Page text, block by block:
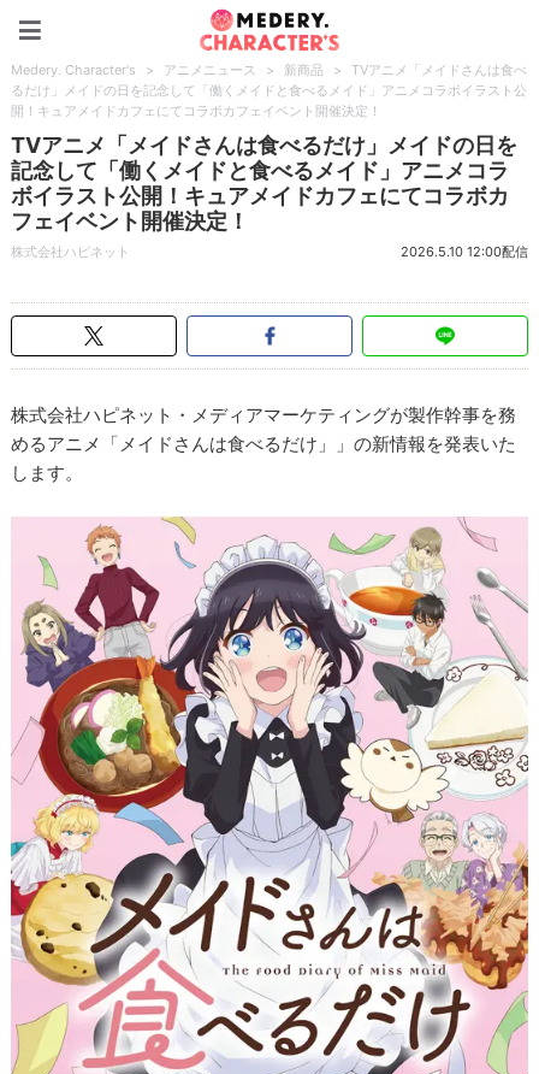
Medery. Character's > アニメニュース > 新商品 >
TVアニメ「メイドさんは食べ
るだけ」メイドの日を記念して「働くメイドと食べるメイド」アニメコラボイラスト公
開！キュアメイドカフェにてコラボカフェイベント開催決定！
TVアニメ「メイドさんは食べるだけ」メイドの日を
記念して「働くメイドと食べるメイド」アニメコラ
ボイラスト公開！キュアメイドカフェにてコラボカ
フェイベント開催決定！
株式会社ハピネット 2026.5.10 12:00配信
株式会社ハピネット・メディアマーケティングが製作幹事を務
めるアニメ「メイドさんは食べるだけ」」の新情報を発表いた
します。